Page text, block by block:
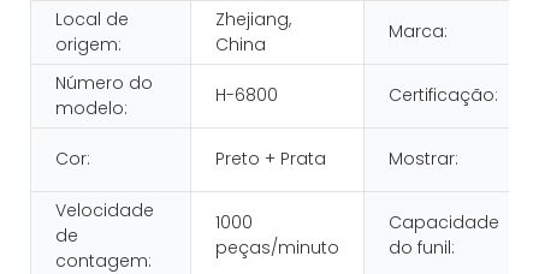
Local de
origem:
Zhejiang,
China
Marca:
Número do
modelo:
H-6800 Certificação:
Cor: Preto + Prata Mostrar:
Velocidade
de
contagem:
1000
peças/minuto
Capacidade
do funil: